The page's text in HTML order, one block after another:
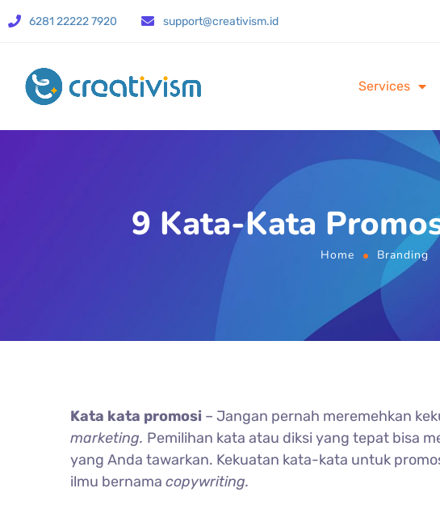
6281 22222 7920 support@creativism.id
Services
9 Kata-Kata
Home Branding
Kata kata promosi – Jangan pernah meremehkan
marketing. Pemilihan kata atau diksi yang tepat bisa
yang Anda tawarkan. Kekuatan kata-kata untuk
ilmu bernama copywriting.